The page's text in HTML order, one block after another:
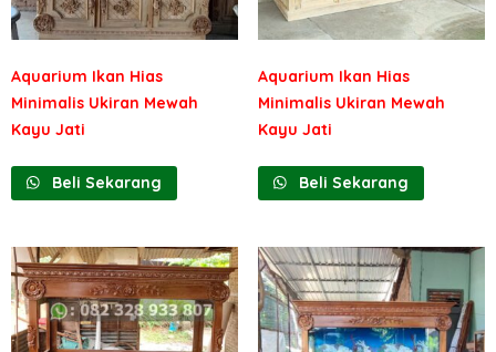
Aquarium Ikan Hias
Minimalis Ukiran Mewah
Kayu Jati
Beli Sekarang
Aquarium Ikan Hias
Minimalis Ukiran Mewah
Kayu Jati
Beli Sekarang